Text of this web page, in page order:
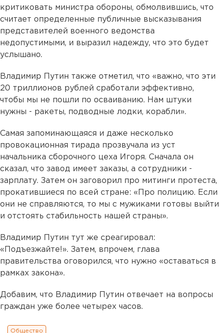
критиковать министра обороны, обмолвившись, что
считает определенные публичные высказывания
представителей военного ведомства
недопустимыми, и выразил надежду, что это будет
услышано.
Владимир Путин также отметил, что «важно, что эти
20 триллионов рублей сработали эффективно,
чтобы мы не пошли по осваиванию. Нам штуки
нужны - ракеты, подводные лодки, корабли».
Самая запоминающаяся и даже несколько
провокационная тирада прозвучала из уст
начальника сборочного цеха Игоря. Сначала он
сказал, что завод имеет заказы, а сотрудники -
зарплату. Затем он заговорил про митинги протеста,
прокатившиеся по всей стране: «Про полицию. Если
они не справляются, то мы с мужиками готовы выйти
и отстоять стабильность нашей страны».
Владимир Путин тут же среагировал:
«Подъезжайте!». Затем, впрочем, глава
правительства оговорился, что нужно «оставаться в
рамках закона».
Добавим, что Владимир Путин отвечает на вопросы
граждан уже более четырех часов.
Общество